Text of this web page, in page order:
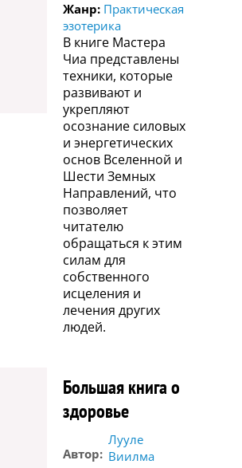
Жанр: Практическая
эзотерика
В книге Мастера
Чиа представлены
техники, которые
развивают и
укрепляют
осознание силовых
и энергетических
основ Вселенной и
Шести Земных
Направлений, что
позволяет
читателю
обращаться к этим
силам для
собственного
исцеления и
лечения других
людей.
Большая книга о
здоровье
Автор:
Лууле
Виилма